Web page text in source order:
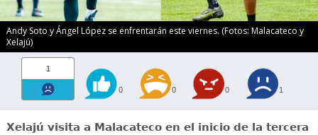
Andy Soto y Ángel López se enfrentarán este viernes. (Fotos: Malacateco y
Xelajú)
1
0 0 0 1
Xelajú visita a Malacateco en el inicio de la tercera